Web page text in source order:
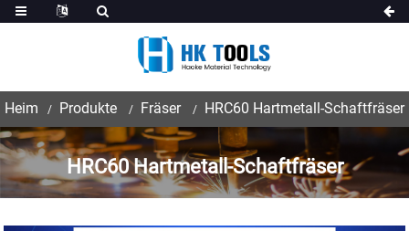
Heim Produkte Fräser HRC60 Hartmetall-Schaftfräser
HRC60 Hartmetall-Schaftfräser